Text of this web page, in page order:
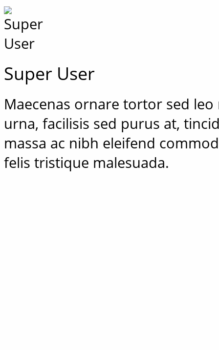
Super User
Maecenas ornare tortor sed
urna, facilisis sed purus at,
massa ac nibh eleifend
felis tristique malesuada.